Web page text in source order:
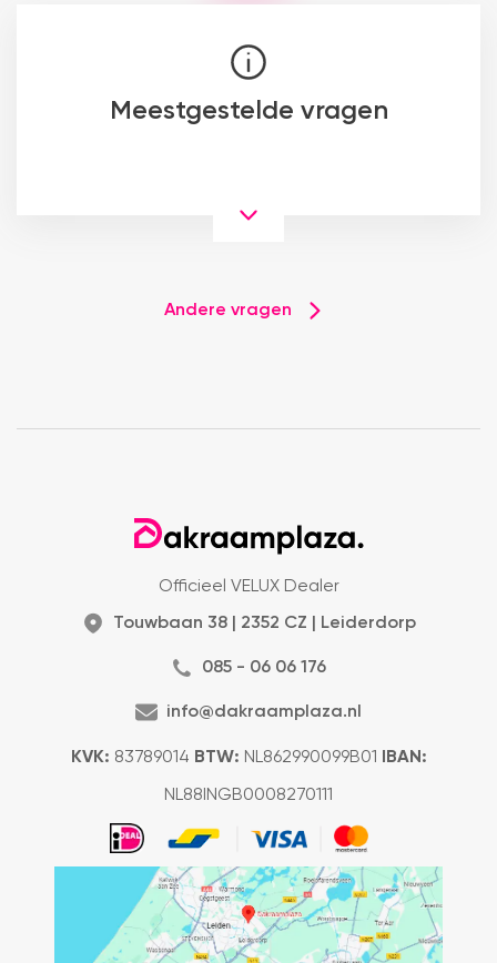
Meestgestelde vragen
Andere vragen
Officieel VELUX Dealer
Touwbaan 38 | 2352 CZ | Leiderdorp
085 - 06 06 176
info@dakraamplaza.nl
KVK: 83789014 BTW: NL862990099B01 IBAN:
NL88INGB0008270111